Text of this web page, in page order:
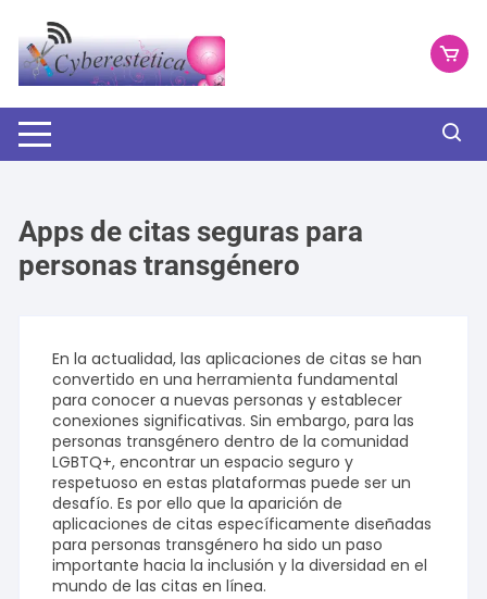
contenido
Apps de citas seguras para
personas transgénero
En la actualidad, las aplicaciones de citas se han
convertido en una herramienta fundamental
para conocer a nuevas personas y establecer
conexiones significativas. Sin embargo, para las
personas transgénero dentro de la comunidad
LGBTQ+, encontrar un espacio seguro y
respetuoso en estas plataformas puede ser un
desafío. Es por ello que la aparición de
aplicaciones de citas específicamente diseñadas
para personas transgénero ha sido un paso
importante hacia la inclusión y la diversidad en el
mundo de las citas en línea.